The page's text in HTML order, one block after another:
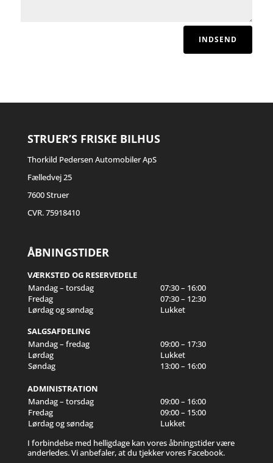
INDSEND
STRUER’S FRISKE BILHUS
Thorkild Pedersen Automobiler ApS
Fælledvej 25
7600 Struer
CVR. 75918410
ÅBNINGSTIDER
VÆRKSTED OG RESERVEDELE
Mandag – torsdag
07:30 – 16:00
Fredag
07:30 – 12:30
Lørdag og søndag
Lukket
SALGSAFDELING
Mandag – fredag
09:00 – 17:30
Lørdag
Lukket
Søndag
13:00 – 16:00
ADMINISTRATION
Mandag – torsdag
09:00 – 16:00
Fredag
09:00 – 15:00
Lørdag og søndag
Lukket
I forbindelse med helligdage kan vores åbningstider være
anderledes. Vi anbefaler, at du tjekker vores Facebook.